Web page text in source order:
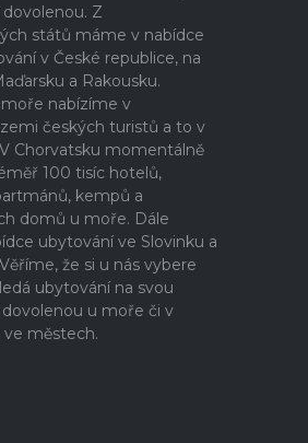
dovolenou. Z
států máme v nabídce
v České republice, na
a Rakousku.
nabízíme v
zemi českých turistů a to v
Chorvatsku momentálně
100 tisíc hotelů,
kempů a
domů u moře. Dále
ubytování ve Slovinku a
že si u nás vybere
ubytování na svou
dovolenou u moře či v
ve městech.